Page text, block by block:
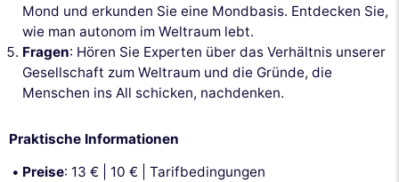
Mond und erkunden Sie eine Mondbasis. Entdecken Sie,
wie man autonom im Weltraum lebt.
Fragen: Hören Sie Experten über das Verhältnis unserer
Gesellschaft zum Weltraum und die Gründe, die
Menschen ins All schicken, nachdenken.
Praktische Informationen
Preise: 13 € | 10 € | Tarifbedingungen